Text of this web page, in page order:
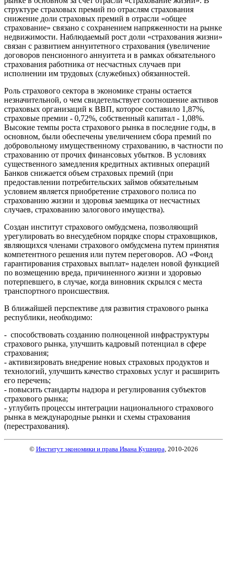
структуре страховых премий по отраслям страхования
снижение доли страховых премий в отрасли «общее
страхование» связано с сохранением напряженности на рынке
недвижимости. Наблюдаемый рост доли «страхования жизни»
связан с развитием аннуитетного страхования (увеличение
договоров пенсионного аннуитета и в рамках обязательного
страхования работника от несчастных случаев при
исполнении им трудовых (служебных) обязанностей.
Роль страхового сектора в экономике страны остается
незначительной, о чем свидетельствует соотношение активов
страховых организаций к ВВП, которое составило 1,87%,
страховые премии - 0,72%, собственный капитал - 1,08%.
Высокие темпы роста страхового рынка в последние годы, в
основном, были обеспечены увеличением сбора премий по
добровольному имущественному страхованию, в частности по
страхованию от прочих финансовых убытков. В условиях
существенного замедления кредитных активных операций
Банков снижается объем страховых премий (при
предоставлении потребительских займов обязательным
условием является приобретение страхового полиса по
страхованию жизни и здоровья заемщика от несчастных
случаев, страхованию залогового имущества).
Создан институт страхового омбудсмена, позволяющий
урегулировать во внесудебном порядке споры страховщиков,
являющихся членами страхового омбудсмена путем принятия
компетентного решения или путем переговоров. АО «Фонд
гарантирования страховых выплат» наделен новой функцией
по возмещению вреда, причиненного жизни и здоровью
потерпевшего, в случае, когда виновник скрылся с места
транспортного происшествия.
В ближайшей перспективе для развития страхового рынка
республики, необходимо:
- способствовать созданию полноценной инфраструктуры
страхового рынка, улучшить кадровый потенциал в сфере
страхования;
- активизировать внедрение новых страховых продуктов и
технологий, улучшить качество страховых услуг и расширить
его перечень;
- повысить стандарты надзора и регулирования субъектов
страхового рынка;
- углубить процессы интеграции национального страхового
рынка в международные рынки и схемы страхования
(перестрахования).
© Институт экономики и права Ивана Кушнира , 2010-2026